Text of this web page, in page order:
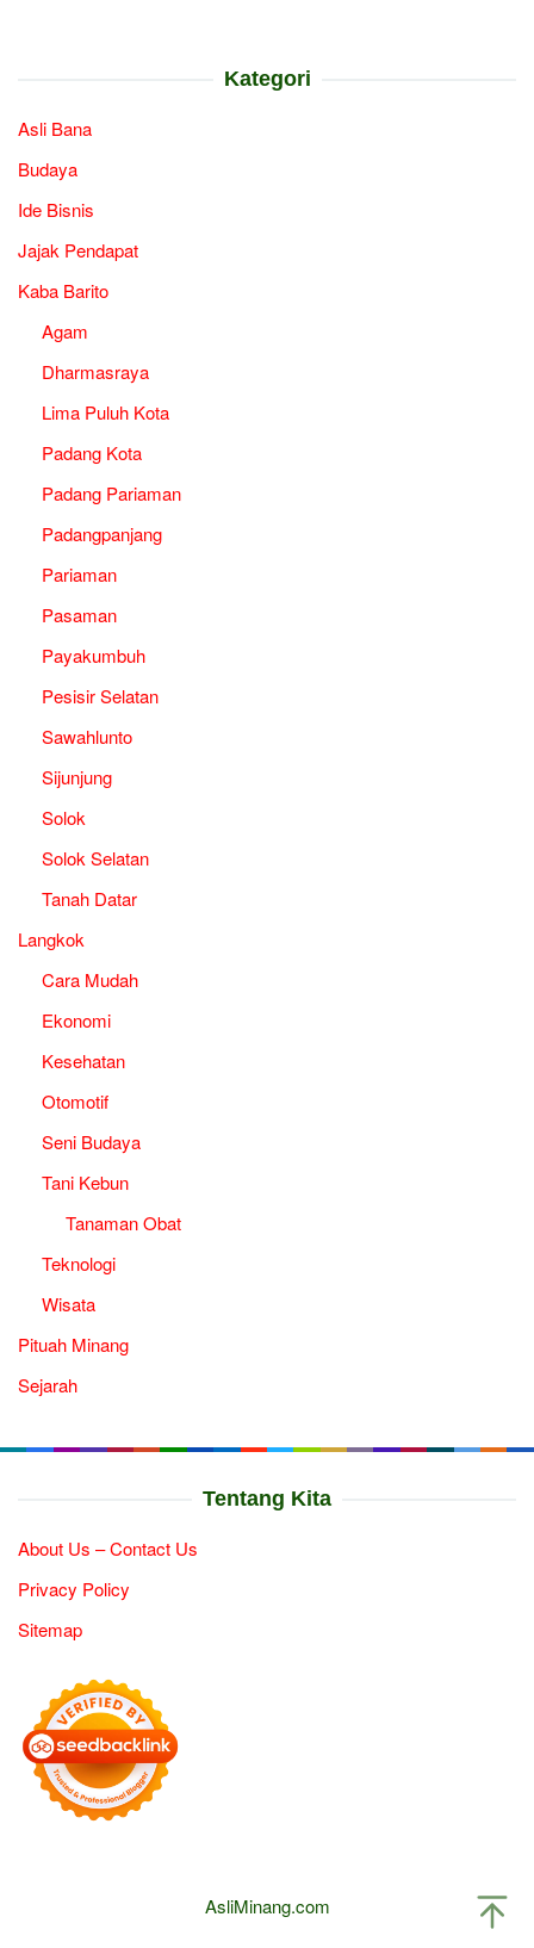
Kategori
Asli Bana
Budaya
Ide Bisnis
Jajak Pendapat
Kaba Barito
Agam
Dharmasraya
Lima Puluh Kota
Padang Kota
Padang Pariaman
Padangpanjang
Pariaman
Pasaman
Payakumbuh
Pesisir Selatan
Sawahlunto
Sijunjung
Solok
Solok Selatan
Tanah Datar
Langkok
Cara Mudah
Ekonomi
Kesehatan
Otomotif
Seni Budaya
Tani Kebun
Tanaman Obat
Teknologi
Wisata
Pituah Minang
Sejarah
Tentang Kita
About Us – Contact Us
Privacy Policy
Sitemap
AsliMinang.com